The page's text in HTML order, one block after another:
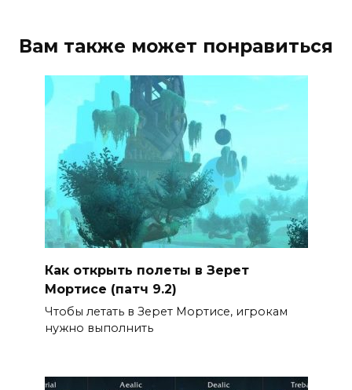
Вам также может понравиться
Как открыть полеты в Зерет
Мортисе (патч 9.2)
Чтобы летать в Зерет Мортисе, игрокам
нужно выполнить